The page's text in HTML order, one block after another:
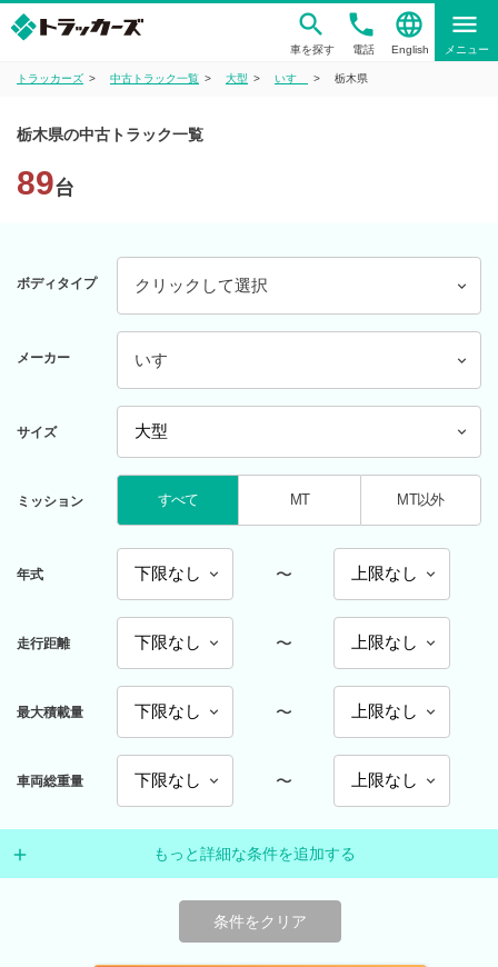
車を探す
phone
電話
language
English
menu
メニュー
トラッカーズ 中古トラック一覧 大型 いすゞ 栃木県
栃木県の中古トラック一覧
89台
ボディタイプ クリックして選択
メーカー いすゞ
サイズ
ミッション すべて MT MT以外
年式 〜
走行距離 〜
最大積載量 〜
車両総重量 〜
もっと詳細な条件を追加する
条件をクリア